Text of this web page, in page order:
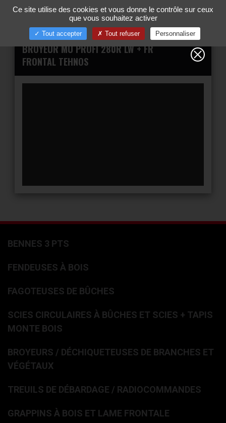
00
BROYEUR MU PROFI 280R LW + FR
FRONTAL TEHNOS
BENNES 3 PTS
FENDEUSES À BOIS
FAGOTEUSES DE BÛCHES
SCIES CIRCULAIRES À BÛCHES ET SCIES + TAPIS
MONTE BOIS
BROYEURS / DÉCHIQUETEUSES DE BRANCHES ET
VÉGÉTAUX
TREUILS DE DÉBARDAGE / RADIOCOMMANDES
GRAPPINS À BOIS ET LAME FRONTALE
Gestion de vos préférences sur les cookies
Ce site utilise des cookies et vous donne le contrôle sur ceux
que vous souhaitez activer
Tout accepter Tout refuser Personnaliser